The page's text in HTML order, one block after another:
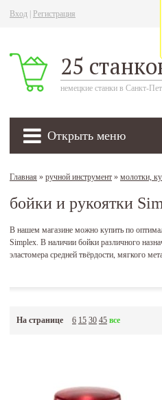
Вход Регистрация
25
немецкие станки в Санкт-
Открыть меню
Главная » ручной инструмент » молотки,
бойки и рукоятки
В нашем магазине можно купить по
Simplex. В наличии бойки различного
эластомера средней твёрдости, мягкого
На странице 6 15 30 45 все